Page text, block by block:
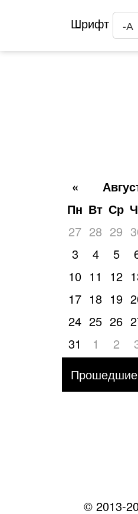
Шрифт -А
«
Пн Вт Ср
27 28 29
3
4 5
10 11 12
17 18 19
24 25 26
31
1 2
Прошедшие
© 2013-